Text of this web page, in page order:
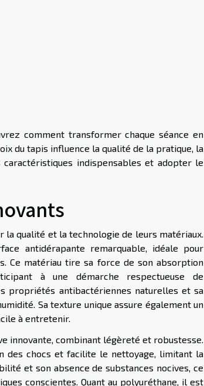
comment transformer chaque séance en
du tapis influence la qualité de la pratique, la
indispensables et adopter le
la qualité et la technologie de leurs matériaux.
antidérapante remarquable, idéale pour
Ce matériau tire sa force de son absorption
à une démarche respectueuse de
propriétés antibactériennes naturelles et sa
Sa texture unique assure également un
à entretenir.
innovante, combinant légèreté et robustesse.
des chocs et facilite le nettoyage, limitant la
et son absence de substances nocives, ce
conscientes. Quant au polyuréthane, il est